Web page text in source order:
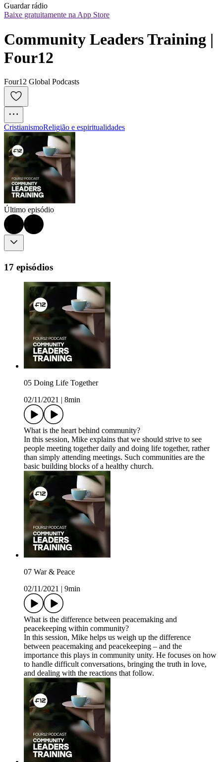
Guardar rádio
Baixe gratuitamente na App Store
Community Leaders Training |
Four12
Four12 Global Podcasts
CristianismoReligião e espiritualidades
Último episódio
17 episódios
05 Doing Life Together
02/11/2021
8min
What is the heart behind community?
In this session, Mike explains that we should strive to see
people meeting together daily and doing life together, rather
than simply attending meetings. Such communities are the
basic building blocks of a healthy church.
07 War & Peace
02/11/2021
9min
What is the difference between peacemaking and
peacekeeping within community?
In this session, Mike helps us weigh up the difference
between peacemaking and peacekeeping – and the
importance this plays in community unity. He focuses on how
to handle difficult conversations, bringing the truth in love,
and dealing with the reactions that follow.